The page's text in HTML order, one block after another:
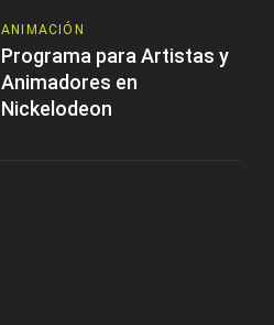
ANIMACIÓN
Programa para Artistas y
Animadores en
Nickelodeon